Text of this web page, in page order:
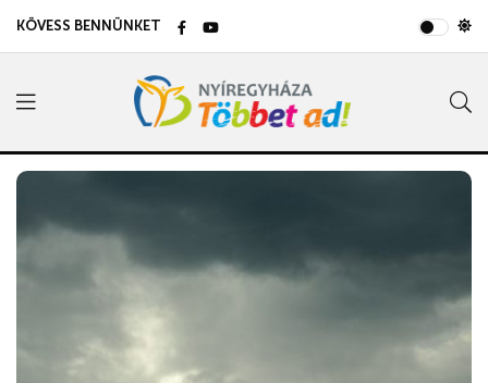
KÖVESS BENNÜNKET